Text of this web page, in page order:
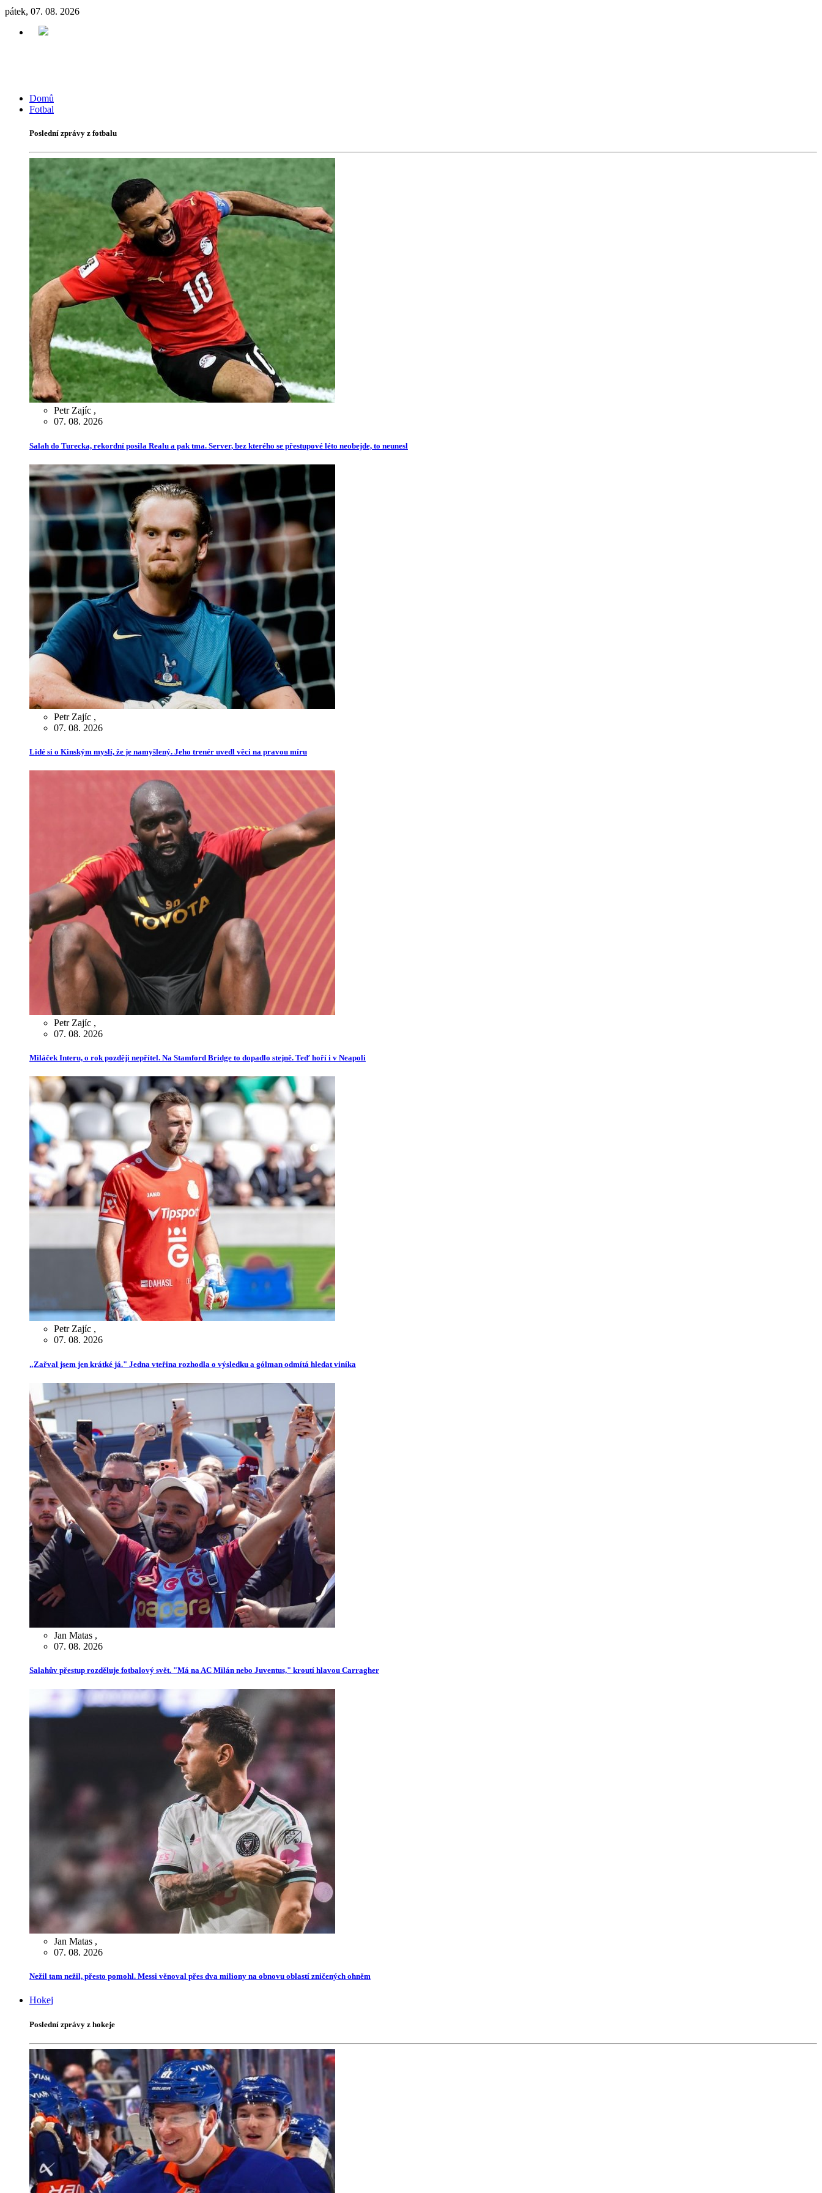
pátek, 07. 08. 2026
Domů
Fotbal
Poslední zprávy z fotbalu
Petr Zajíc ,
07. 08. 2026
Salah do Turecka, rekordní posila Realu a pak tma. Server, bez kterého se přestupové léto neobejde, to neunesl
Petr Zajíc ,
07. 08. 2026
Lidé si o Kinským myslí, že je namyšlený. Jeho trenér uvedl věci na pravou míru
Petr Zajíc ,
07. 08. 2026
Miláček Interu, o rok později nepřítel. Na Stamford Bridge to dopadlo stejně. Teď hoří i v Neapoli
Petr Zajíc ,
07. 08. 2026
„Zařval jsem jen krátké já." Jedna vteřina rozhodla o výsledku a gólman odmítá hledat viníka
Jan Matas ,
07. 08. 2026
Salahův přestup rozděluje fotbalový svět. "Má na AC Milán nebo Juventus," kroutí hlavou Carragher
Jan Matas ,
07. 08. 2026
Nežil tam nežil, přesto pomohl. Messi věnoval přes dva miliony na obnovu oblastí zničených ohněm
Hokej
Poslední zprávy z hokeje